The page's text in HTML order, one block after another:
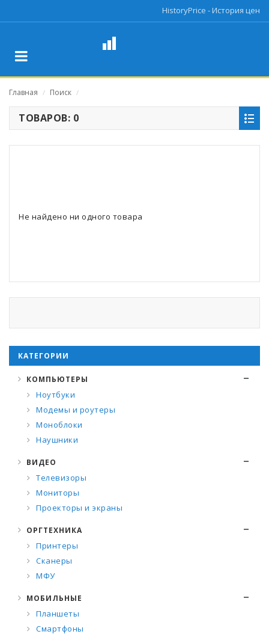
HistoryPrice - История цен
Главная / Поиск /
ТОВАРОВ: 0
Не найдено ни одного товара
КАТЕГОРИИ
КОМПЬЮТЕРЫ
Ноутбуки
Модемы и роутеры
Моноблоки
Наушники
ВИДЕО
Телевизоры
Мониторы
Проекторы и экраны
ОРГТЕХНИКА
Принтеры
Сканеры
МФУ
МОБИЛЬНЫЕ
Планшеты
Смартфоны